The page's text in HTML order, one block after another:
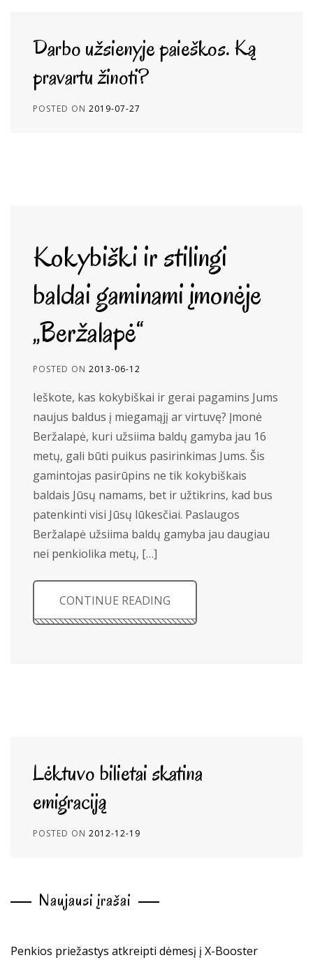
Darbo užsienyje paieškos. Ką
pravartu žinoti?
POSTED ON 2019-07-27
Kokybiški ir stilingi
baldai gaminami įmonėje
„Beržalapė“
POSTED ON 2013-06-12
Ieškote, kas kokybiškai ir gerai pagamins Jums
naujus baldus į miegamąjį ar virtuvę? Įmonė
Beržalapė, kuri užsiima baldų gamyba jau 16
metų, gali būti puikus pasirinkimas Jums. Šis
gamintojas pasirūpins ne tik kokybiškais
baldais Jūsų namams, bet ir užtikrins, kad bus
patenkinti visi Jūsų lūkesčiai. Paslaugos
Beržalapė užsiima baldų gamyba jau daugiau
nei penkiolika metų, […]
CONTINUE READING
Lėktuvo bilietai skatina
emigraciją
POSTED ON 2012-12-19
Naujausi įrašai
Penkios priežastys atkreipti dėmesį į X-Booster